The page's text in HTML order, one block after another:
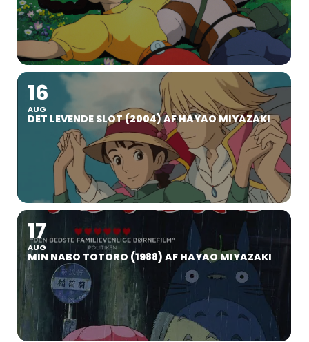
16
AUG
DET LEVENDE SLOT (2004) AF HAYAO MIYAZAKI
17
AUG
MIN NABO TOTORO (1988) AF HAYAO MIYAZAKI